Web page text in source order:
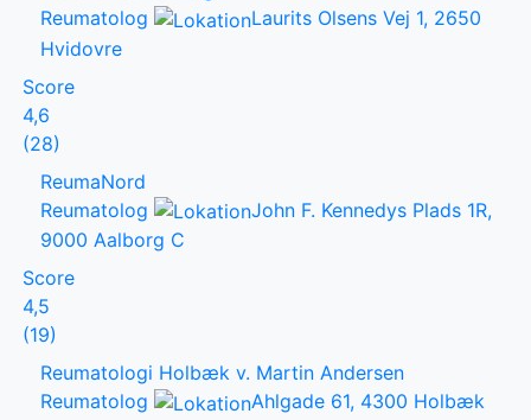
Reumatolog
Laurits Olsens Vej 1, 2650
Hvidovre
Score
4,6
(28)
ReumaNord
Reumatolog
John F. Kennedys Plads 1R,
9000 Aalborg C
Score
4,5
(19)
Reumatologi Holbæk v. Martin Andersen
Reumatolog
Ahlgade 61, 4300 Holbæk